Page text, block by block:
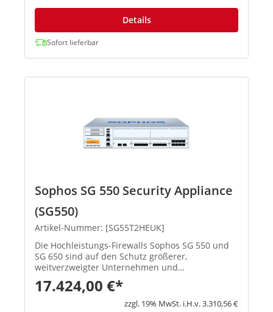
Details
Sofort lieferbar
Sophos SG 550 Security Appliance
(SG550)
Artikel-Nummer: [SG55T2HEUK]
Die Hochleistungs-Firewalls Sophos SG 550 und
SG 650 sind auf den Schutz größerer,
weitverzweigter Unternehmen und
Rechenzentrumsumgebungen ausgelegt. Sie sind
mit der derzeit schnellsten Intel-CPU-Technologie
am Markt ausgestattet und eignen sich so...
17.424,00 €*
zzgl. 19% MwSt. i.H.v. 3.310,56 €